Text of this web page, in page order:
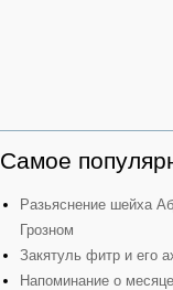
Самое
Разьяснение шейха
Грозном
Закятуль фитр и его
Напоминание о